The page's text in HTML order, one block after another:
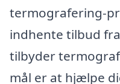
termografering-
indhente tilbud
tilbyder
mål er at hjælpe